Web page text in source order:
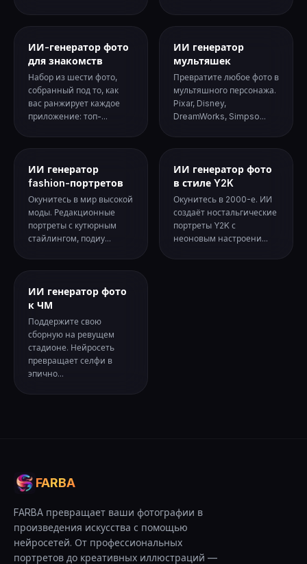
ИИ-генератор фото
для знакомств
Набор из шести фото,
собранный под то, как
вас ранжирует каждое
приложение: топ-...
ИИ генератор
мультяшек
Превратите любое фото в
мультяшного персонажа.
Pixar, Disney,
DreamWorks, Simpso...
ИИ генератор
fashion-портретов
Окунитесь в мир высокой
моды. Редакционные
портреты с кутюрным
стайлингом, подиу...
ИИ генератор фото
в стиле Y2K
Окунитесь в 2000-е. ИИ
создаёт ностальгические
портреты Y2K с
неоновым настроени...
ИИ генератор фото
к ЧМ
Поддержите свою
сборную на ревущем
стадионе. Нейросеть
превращает селфи в
эпично...
FARBA
FARBA превращает ваши фотографии в
произведения искусства с помощью
нейросетей. От профессиональных
портретов до креативных иллюстраций —